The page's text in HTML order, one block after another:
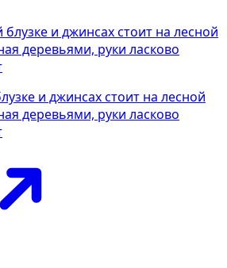
и джинсах стоит на лесной
деревьями, руки ласково